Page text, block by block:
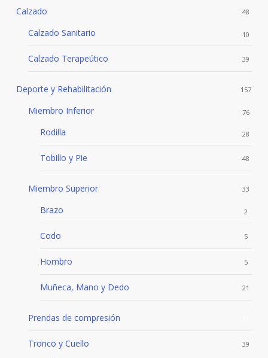
Calzado 48
Calzado Sanitario 10
Calzado Terapeútico 39
Deporte y Rehabilitación 157
Miembro Inferior 76
Rodilla 28
Tobillo y Pie 48
Miembro Superior 33
Brazo 2
Codo 5
Hombro 5
Muñeca, Mano y Dedo 21
Prendas de compresión
Tronco y Cuello 39